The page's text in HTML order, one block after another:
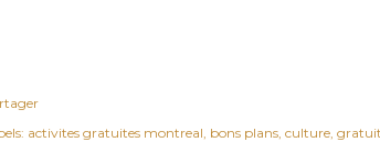
activites gratuites montreal bons plans culture gratuit